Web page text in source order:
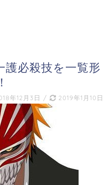
護必殺技を一覧形
年12月3日 / 2019年1月10日